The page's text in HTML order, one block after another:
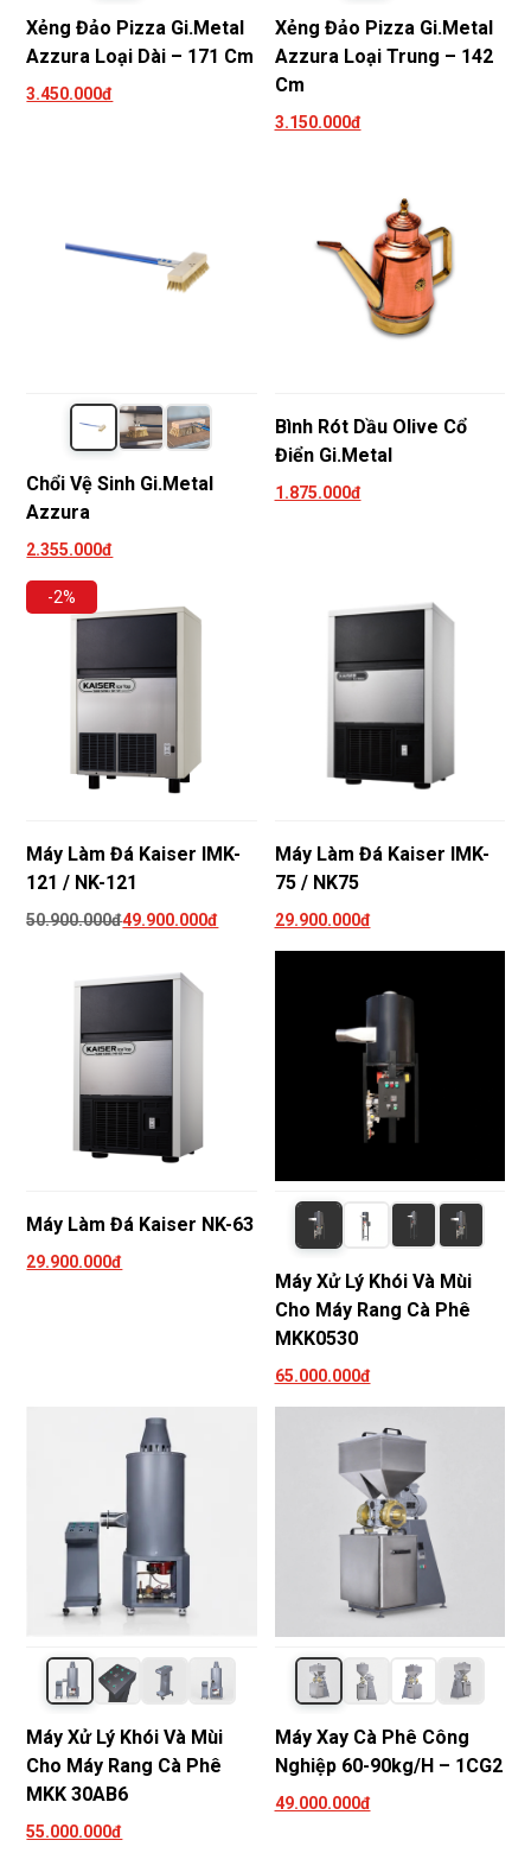
Xẻng Đảo Pizza Gi.Metal
Azzura Loại Dài – 171 Cm
3.450.000đ
Xẻng Đảo Pizza Gi.Metal
Azzura Loại Trung – 142
Cm
3.150.000đ
Chổi Vệ Sinh Gi.Metal
Azzura
2.355.000đ
Bình Rót Dầu Olive Cổ
Điển Gi.Metal
1.875.000đ
-2%
Máy Làm Đá Kaiser IMK-
121 / NK-121
50.900.000đ49.900.000đ
Máy Làm Đá Kaiser IMK-
75 / NK75
29.900.000đ
Máy Làm Đá Kaiser NK-63
29.900.000đ
Máy Xử Lý Khói Và Mùi
Cho Máy Rang Cà Phê
MKK0530
65.000.000đ
Máy Xử Lý Khói Và Mùi
Cho Máy Rang Cà Phê
MKK 30AB6
55.000.000đ
Máy Xay Cà Phê Công
Nghiệp 60-90kg/h – 1CG2
49.000.000đ